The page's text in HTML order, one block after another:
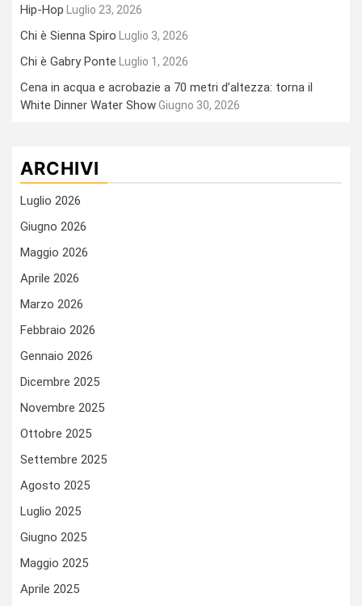
Hip-Hop
Luglio 23, 2026
Chi è Sienna Spiro Luglio 3, 2026
Chi è Gabry Ponte Luglio 1, 2026
Cena in acqua e acrobazie a 70 metri d’altezza: torna il
White Dinner Water ShowGiugno 30, 2026
ARCHIVI
Luglio 2026
Giugno 2026
Maggio 2026
Aprile 2026
Marzo 2026
Febbraio 2026
Gennaio 2026
Dicembre 2025
Novembre 2025
Ottobre 2025
Settembre 2025
Agosto 2025
Luglio 2025
Giugno 2025
Maggio 2025
Aprile 2025